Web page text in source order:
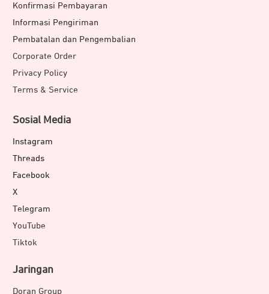
Konfirmasi Pembayaran
Informasi Pengiriman
Pembatalan dan Pengembalian
Corporate Order
Privacy Policy
Terms & Service
Sosial Media
Instagram
Threads
Facebook
X
Telegram
YouTube
Tiktok
Jaringan
Doran Group